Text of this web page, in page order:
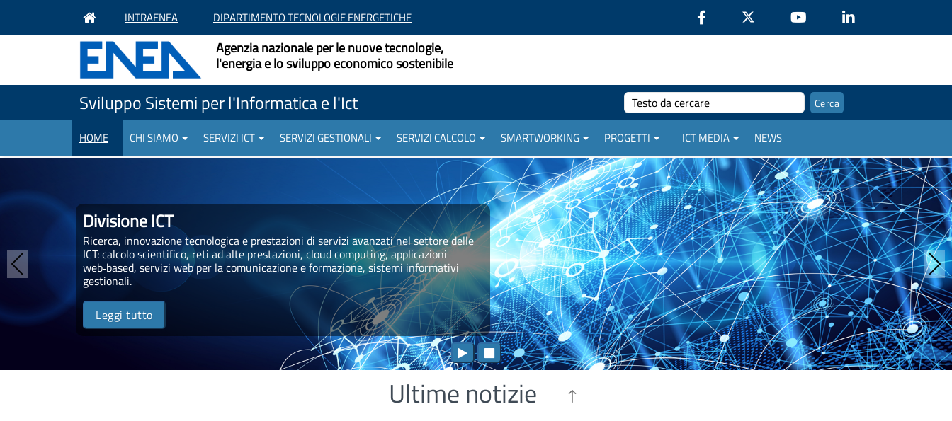
INTRAENEA DIPARTIMENTO TECNOLOGIE ENERGETICHE
Agenzia nazionale per le nuove tecnologie,
l'energia e lo sviluppo economico sostenibile
Sviluppo Sistemi per l'Informatica e l'Ict
HOME CHI SIAMO SERVIZI ICT SERVIZI GESTIONALI SERVIZI CALCOLO SMARTWORKING PROGETTI ICT MEDIA NEWS
Divisione ICT
Ricerca, innovazione tecnologica e prestazioni di servizi avanzati nel settore delle
ICT: calcolo scientifico, reti ad alte prestazioni, cloud computing, applicazioni
web‑based, servizi web per la comunicazione e formazione, sistemi informativi
gestionali.
Leggi tutto
Previous Next
Ultime notizie